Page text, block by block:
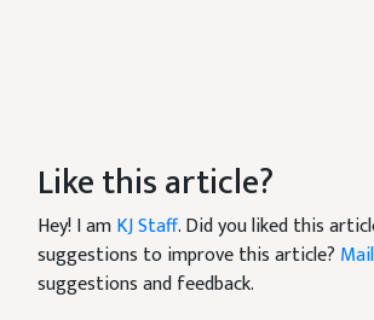
Like this article?
Hey! I amKJ Staff. Did you liked this
suggestions to improve this article? Mail
suggestions and feedback.